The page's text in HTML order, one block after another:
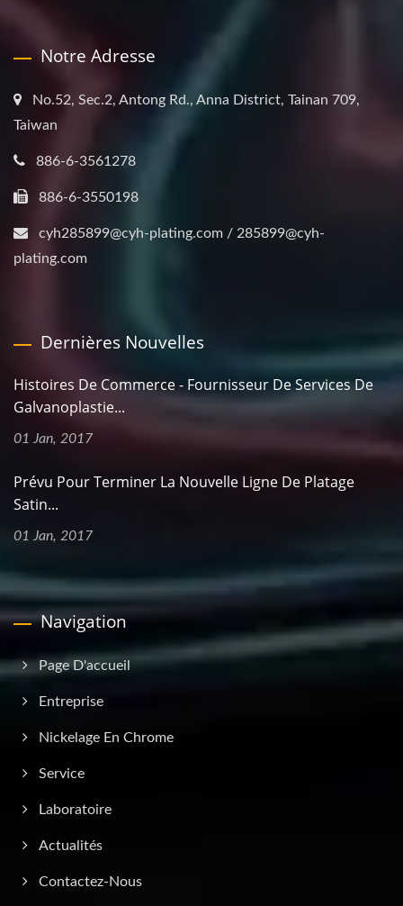
Notre Adresse
No.52, Sec.2, Antong Rd., Anna District, Tainan 709,
Taiwan
886-6-3561278
886-6-3550198
cyh285899@cyh-plating.com / 285899@cyh-
plating.com
Dernières Nouvelles
Histoires De Commerce - Fournisseur De Services De
Galvanoplastie...
01 Jan, 2017
Prévu Pour Terminer La Nouvelle Ligne De Platage
Satin...
01 Jan, 2017
Navigation
Page D'accueil
Entreprise
Nickelage En Chrome
Service
Laboratoire
Actualités
Contactez-Nous